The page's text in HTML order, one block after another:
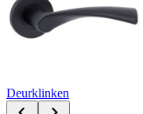
Deurklinken